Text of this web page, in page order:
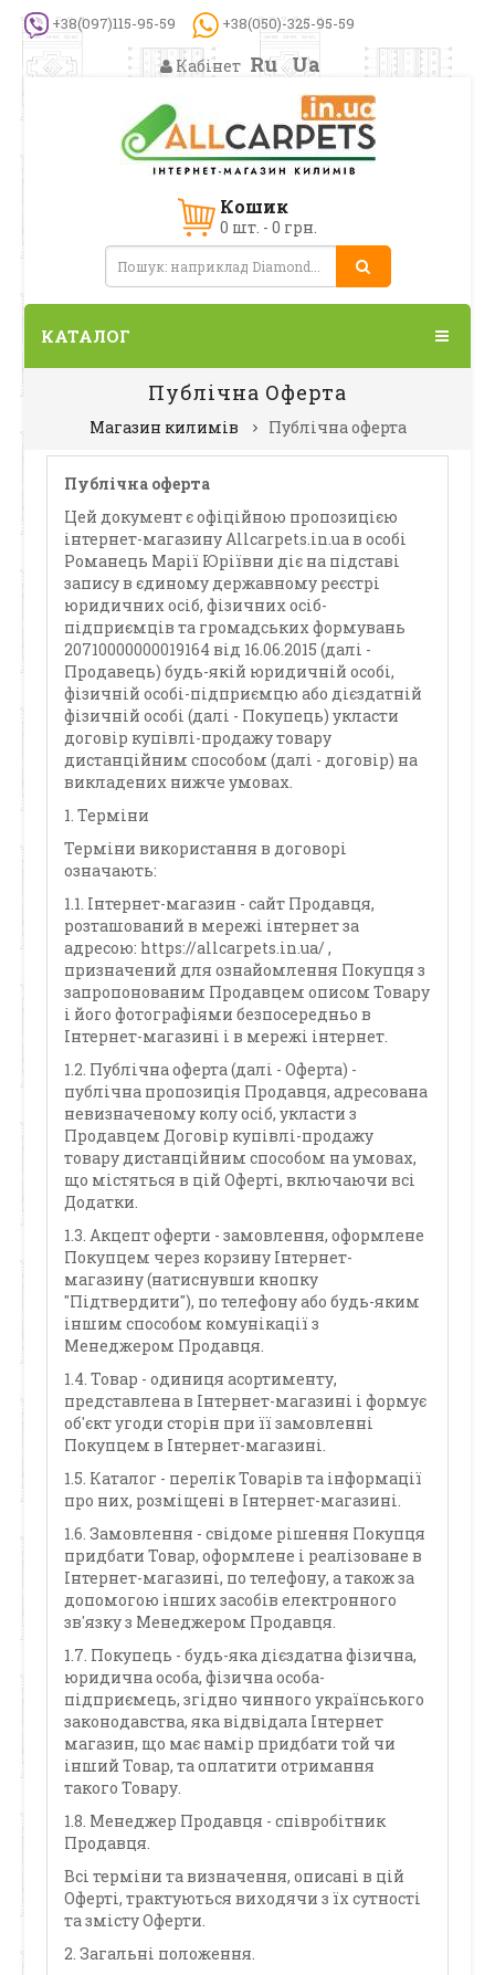
+38(097)115-95-59 +38(050)-325-95-59
Кабінет Ru Ua
Кошик
0 шт. - 0 грн.
КАТАЛОГ
Публічна Оферта
Магазин килимів Публічна оферта
Публічна оферта
Цей документ є офіційною пропозицією
інтернет-магазину Allcarpets.in.ua в особі
Романець Марії Юріївни діє на підставі
запису в єдиному державному реєстрі
юридичних осіб, фізичних осіб-
підприємців та громадських формувань
20710000000019164 від 16.06.2015 (далі -
Продавець) будь-якій юридичній особі,
фізичній особі-підприємцю або дієздатній
фізичній особі (далі - Покупець) укласти
договір купівлі-продажу товару
дистанційним способом (далі - договір) на
викладених нижче умовах.
1. Терміни
Терміни використання в договорі
означають:
1.1. Інтернет-магазин - сайт Продавця,
розташований в мережі інтернет за
адресою: https://allcarpets.in.ua/ ,
призначений для ознайомлення Покупця з
запропонованим Продавцем описом Товару
і його фотографіями безпосередньо в
Інтернет-магазині і в мережі інтернет.
1.2. Публічна оферта (далі - Оферта) -
публічна пропозиція Продавця, адресована
невизначеному колу осіб, укласти з
Продавцем Договір купівлі-продажу
товару дистанційним способом на умовах,
що містяться в цій Оферті, включаючи всі
Додатки.
1.3. Акцепт оферти - замовлення, оформлене
Покупцем через корзину Інтернет-
магазину (натиснувши кнопку
"Підтвердити"), по телефону або будь-яким
іншим способом комунікації з
Менеджером Продавця.
1.4. Товар - одиниця асортименту,
представлена в Інтернет-магазині і формує
об'єкт угоди сторін при її замовленні
Покупцем в Інтернет-магазині.
1.5. Каталог - перелік Товарів та інформації
про них, розміщені в Інтернет-магазині.
1.6. Замовлення - свідоме рішення Покупця
придбати Товар, оформлене і реалізоване в
Інтернет-магазині, по телефону, а також за
допомогою інших засобів електронного
зв'язку з Менеджером Продавця.
1.7. Покупець - будь-яка дієздатна фізична,
юридична особа, фізична особа-
підприємець, згідно чинного українського
законодавства, яка відвідала Інтернет
магазин, що має намір придбати той чи
інший Товар, та оплатити отримання
такого Товару.
1.8. Менеджер Продавця - співробітник
Продавця.
Всі терміни та визначення, описані в цій
Оферті, трактуються виходячи з їх сутності
та змісту Оферти.
2. Загальні положення.